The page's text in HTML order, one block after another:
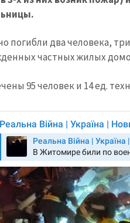
погибли два человека,
частных жилых
95 человек и 14 ед.
МОЯ НОВОСТЬ
Заголовок новости +
Фотография +
Ссылка на медиа +
Текст новости +